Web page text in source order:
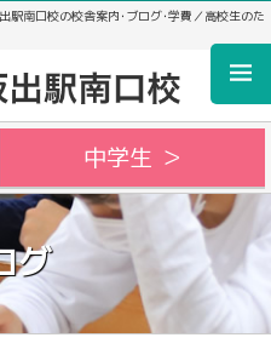
駅南口校の校舎案内･ブログ･学費／高校生のた
中学生 ＞
グ